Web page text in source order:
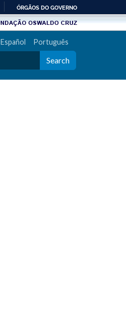
ÓRGÃOS DO GOVERNO
Español Português
Search